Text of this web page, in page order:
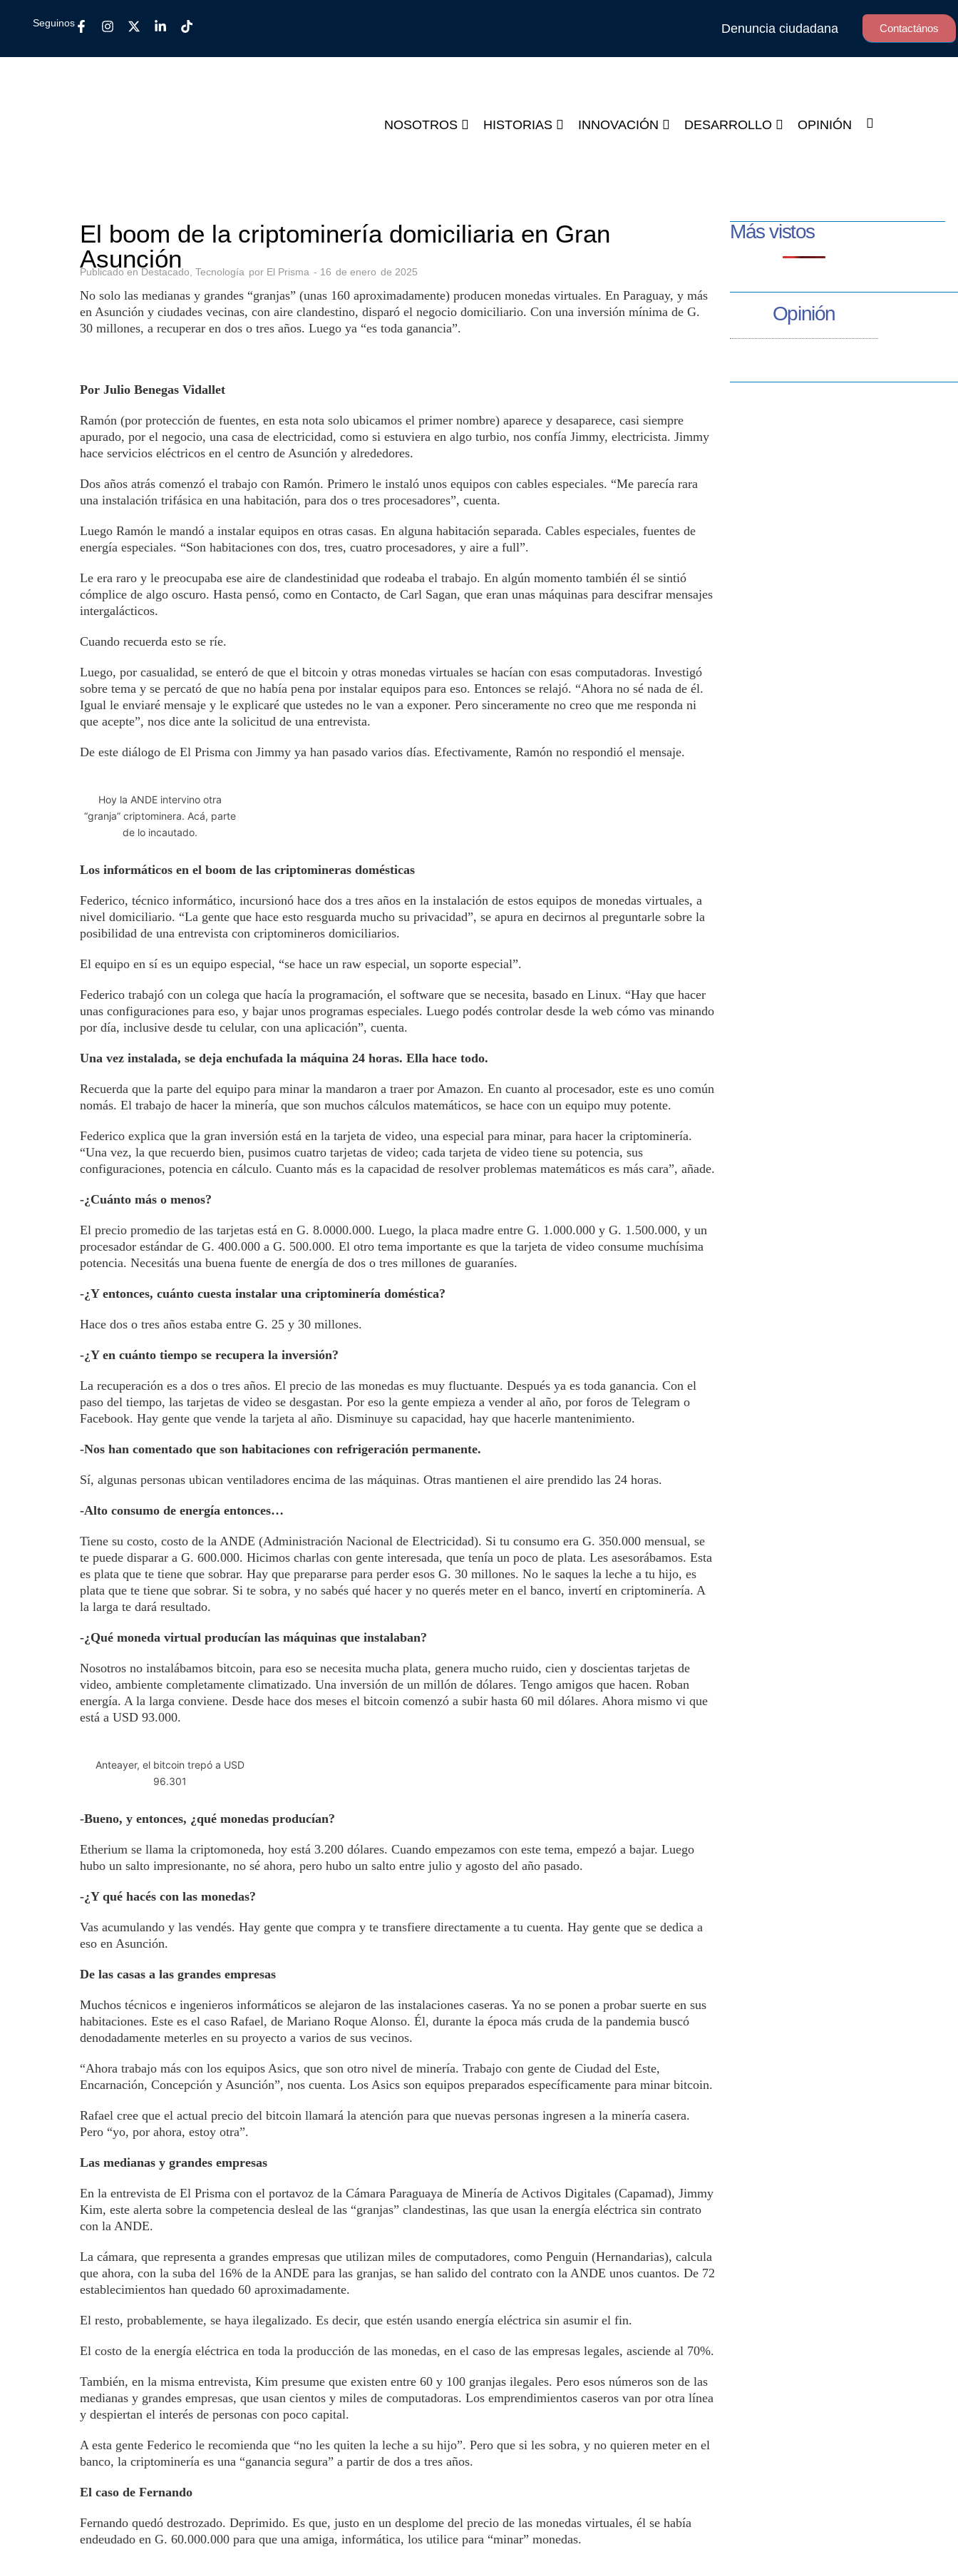
Seguinos Denuncia ciudadana Contactános
NOSOTROS HISTORIAS INNOVACIÓN DESARROLLO OPINIÓN
El boom de la criptominería domiciliaria en Gran
Asunción
Publicado en Destacado Tecnología por El Prisma - 16 de enero de 2025
No solo las medianas y grandes “granjas” (unas 160 aproximadamente) producen monedas virtuales. En Paraguay, y más
en Asunción y ciudades vecinas, con aire clandestino, disparó el negocio domiciliario. Con una inversión mínima de G.
30 millones, a recuperar en dos o tres años. Luego ya “es toda ganancia”.
Por Julio Benegas Vidallet
Ramón (por protección de fuentes, en esta nota solo ubicamos el primer nombre) aparece y desaparece, casi siempre
apurado, por el negocio, una casa de electricidad, como si estuviera en algo turbio, nos confía Jimmy, electricista. Jimmy
hace servicios eléctricos en el centro de Asunción y alrededores.
Dos años atrás comenzó el trabajo con Ramón. Primero le instaló unos equipos con cables especiales. “Me parecía rara
una instalación trifásica en una habitación, para dos o tres procesadores”, cuenta.
Luego Ramón le mandó a instalar equipos en otras casas. En alguna habitación separada. Cables especiales, fuentes de
energía especiales. “Son habitaciones con dos, tres, cuatro procesadores, y aire a full”.
Le era raro y le preocupaba ese aire de clandestinidad que rodeaba el trabajo. En algún momento también él se sintió
cómplice de algo oscuro. Hasta pensó, como en Contacto, de Carl Sagan, que eran unas máquinas para descifrar mensajes
intergalácticos.
Cuando recuerda esto se ríe.
Luego, por casualidad, se enteró de que el bitcoin y otras monedas virtuales se hacían con esas computadoras. Investigó
sobre tema y se percató de que no había pena por instalar equipos para eso. Entonces se relajó. “Ahora no sé nada de él.
Igual le enviaré mensaje y le explicaré que ustedes no le van a exponer. Pero sinceramente no creo que me responda ni
que acepte”, nos dice ante la solicitud de una entrevista.
De este diálogo de El Prisma con Jimmy ya han pasado varios días. Efectivamente, Ramón no respondió el mensaje.
Hoy la ANDE intervino otra
“granja” criptominera. Acá, parte
de lo incautado.
Los informáticos en el boom de las criptomineras domésticas
Federico, técnico informático, incursionó hace dos a tres años en la instalación de estos equipos de monedas virtuales, a
nivel domiciliario. “La gente que hace esto resguarda mucho su privacidad”, se apura en decirnos al preguntarle sobre la
posibilidad de una entrevista con criptomineros domiciliarios.
El equipo en sí es un equipo especial, “se hace un raw especial, un soporte especial”.
Federico trabajó con un colega que hacía la programación, el software que se necesita, basado en Linux. “Hay que hacer
unas configuraciones para eso, y bajar unos programas especiales. Luego podés controlar desde la web cómo vas minando
por día, inclusive desde tu celular, con una aplicación”, cuenta.
Una vez instalada, se deja enchufada la máquina 24 horas. Ella hace todo.
Recuerda que la parte del equipo para minar la mandaron a traer por Amazon. En cuanto al procesador, este es uno común
nomás. El trabajo de hacer la minería, que son muchos cálculos matemáticos, se hace con un equipo muy potente.
Federico explica que la gran inversión está en la tarjeta de video, una especial para minar, para hacer la criptominería.
“Una vez, la que recuerdo bien, pusimos cuatro tarjetas de video; cada tarjeta de video tiene su potencia, sus
configuraciones, potencia en cálculo. Cuanto más es la capacidad de resolver problemas matemáticos es más cara”, añade.
-¿Cuánto más o menos?
El precio promedio de las tarjetas está en G. 8.0000.000. Luego, la placa madre entre G. 1.000.000 y G. 1.500.000, y un
procesador estándar de G. 400.000 a G. 500.000. El otro tema importante es que la tarjeta de video consume muchísima
potencia. Necesitás una buena fuente de energía de dos o tres millones de guaraníes.
-¿Y entonces, cuánto cuesta instalar una criptominería doméstica?
Hace dos o tres años estaba entre G. 25 y 30 millones.
-¿Y en cuánto tiempo se recupera la inversión?
La recuperación es a dos o tres años. El precio de las monedas es muy fluctuante. Después ya es toda ganancia. Con el
paso del tiempo, las tarjetas de video se desgastan. Por eso la gente empieza a vender al año, por foros de Telegram o
Facebook. Hay gente que vende la tarjeta al año. Disminuye su capacidad, hay que hacerle mantenimiento.
-Nos han comentado que son habitaciones con refrigeración permanente.
Sí, algunas personas ubican ventiladores encima de las máquinas. Otras mantienen el aire prendido las 24 horas.
-Alto consumo de energía entonces…
Tiene su costo, costo de la ANDE (Administración Nacional de Electricidad). Si tu consumo era G. 350.000 mensual, se
te puede disparar a G. 600.000. Hicimos charlas con gente interesada, que tenía un poco de plata. Les asesorábamos. Esta
es plata que te tiene que sobrar. Hay que prepararse para perder esos G. 30 millones. No le saques la leche a tu hijo, es
plata que te tiene que sobrar. Si te sobra, y no sabés qué hacer y no querés meter en el banco, invertí en criptominería. A
la larga te dará resultado.
-¿Qué moneda virtual producían las máquinas que instalaban?
Nosotros no instalábamos bitcoin, para eso se necesita mucha plata, genera mucho ruido, cien y doscientas tarjetas de
video, ambiente completamente climatizado. Una inversión de un millón de dólares. Tengo amigos que hacen. Roban
energía. A la larga conviene. Desde hace dos meses el bitcoin comenzó a subir hasta 60 mil dólares. Ahora mismo vi que
está a USD 93.000.
Anteayer, el bitcoin trepó a USD
96.301
-Bueno, y entonces, ¿qué monedas producían?
Etherium se llama la criptomoneda, hoy está 3.200 dólares. Cuando empezamos con este tema, empezó a bajar. Luego
hubo un salto impresionante, no sé ahora, pero hubo un salto entre julio y agosto del año pasado.
-¿Y qué hacés con las monedas?
Vas acumulando y las vendés. Hay gente que compra y te transfiere directamente a tu cuenta. Hay gente que se dedica a
eso en Asunción.
De las casas a las grandes empresas
Muchos técnicos e ingenieros informáticos se alejaron de las instalaciones caseras. Ya no se ponen a probar suerte en sus
habitaciones. Este es el caso Rafael, de Mariano Roque Alonso. Él, durante la época más cruda de la pandemia buscó
denodadamente meterles en su proyecto a varios de sus vecinos.
“Ahora trabajo más con los equipos Asics, que son otro nivel de minería. Trabajo con gente de Ciudad del Este,
Encarnación, Concepción y Asunción”, nos cuenta. Los Asics son equipos preparados específicamente para minar bitcoin.
Rafael cree que el actual precio del bitcoin llamará la atención para que nuevas personas ingresen a la minería casera.
Pero “yo, por ahora, estoy otra”.
Las medianas y grandes empresas
En la entrevista de El Prisma con el portavoz de la Cámara Paraguaya de Minería de Activos Digitales (Capamad), Jimmy
Kim, este alerta sobre la competencia desleal de las “granjas” clandestinas, las que usan la energía eléctrica sin contrato
con la ANDE.
La cámara, que representa a grandes empresas que utilizan miles de computadores, como Penguin (Hernandarias), calcula
que ahora, con la suba del 16% de la ANDE para las granjas, se han salido del contrato con la ANDE unos cuantos. De 72
establecimientos han quedado 60 aproximadamente.
El resto, probablemente, se haya ilegalizado. Es decir, que estén usando energía eléctrica sin asumir el fin.
El costo de la energía eléctrica en toda la producción de las monedas, en el caso de las empresas legales, asciende al 70%.
También, en la misma entrevista, Kim presume que existen entre 60 y 100 granjas ilegales. Pero esos números son de las
medianas y grandes empresas, que usan cientos y miles de computadoras. Los emprendimientos caseros van por otra línea
y despiertan el interés de personas con poco capital.
A esta gente Federico le recomienda que “no les quiten la leche a su hijo”. Pero que si les sobra, y no quieren meter en el
banco, la criptominería es una “ganancia segura” a partir de dos a tres años.
El caso de Fernando
Fernando quedó destrozado. Deprimido. Es que, justo en un desplome del precio de las monedas virtuales, él se había
endeudado en G. 60.000.000 para que una amiga, informática, los utilice para “minar” monedas.
Más vistos
Opinión